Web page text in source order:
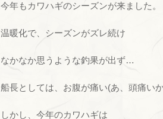
今年もカワハギのシーズンが来ました。
温暖化で、シーズンがズレ続け
なかなか思うような釣果が出ず…
船長としては、お腹が痛い(あ、頭痛いか
しかし、今年のカワハギは